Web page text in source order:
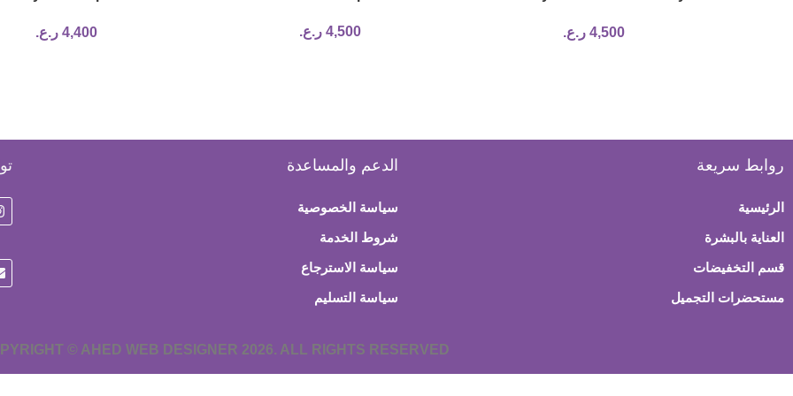
4,500 ر.ع. 4,500 ر.ع.
4,400 ر.ع.
روابط سريعة
الرئيسية
العناية بالبشرة
قسم التخفيضات
مستحضرات التجميل
الدعم والمساعدة
سياسة الخصوصية
شروط الخدمة
سياسة الاسترجاع
سياسة التسليم
© AHED WEB DESIGNER 2026. ALL RIGHTS RESERVED